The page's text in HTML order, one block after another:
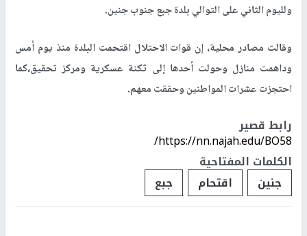
ولليوم الثاني على التوالي بلدة جبع جنوب جنين.
وقالت مصادر محلية، إن قوات الاحتلال اقتحمت البلدة منذ يوم أمس
وداهمت منازل وحولت أحدها إلى ثكنة عسكرية ومركز تحقيق،كما
احتجزت عشرات المواطنين وحققت معهم.
رابط قصير
https://nn.najah.edu/BO58/
الكلمات المفتاحية
جنين
اقتحام جبع